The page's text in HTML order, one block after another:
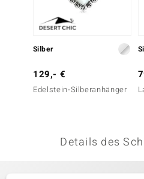
BY DE MELO
Silber
129,- €
Edelstein-Silberanhänger
Details des